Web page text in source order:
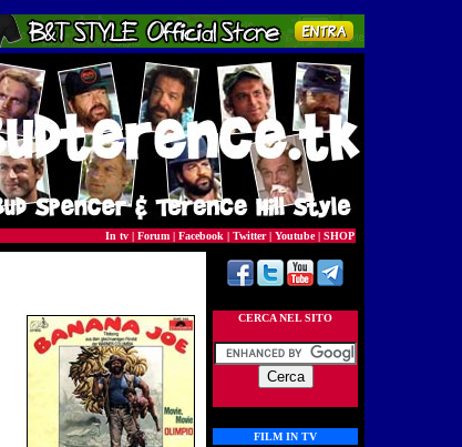
In tv | Forum | Facebook | Twitter| Youtube| SHOP
CERCA NEL SITO
FILM IN TV